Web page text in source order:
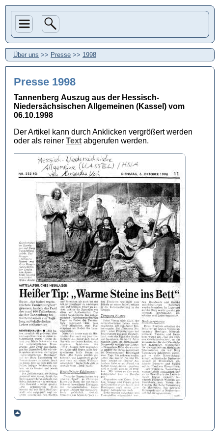
Über uns >> Presse >> 1998
Presse 1998
Tannenberg Auszug aus der Hessisch-
Niedersächsischen Allgemeinen (Kassel) vom
06.10.1998
Der Artikel kann durch Anklicken vergrößert werden
oder als reiner Text abgerufen werden.